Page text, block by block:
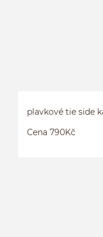
plavkové tie side
Cena 790Kč